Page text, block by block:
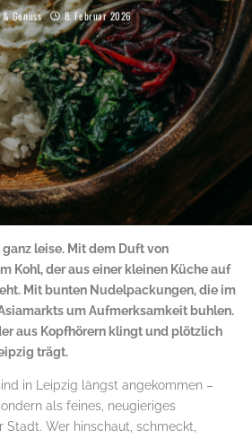
Genuss 8. Februar 2026
leise. Mit dem Duft von
Kohl, der aus einer kleinen Küche auf
Mit bunten Nudelpackungen, die im
um Aufmerksamkeit buhlen.
aus Kopfhörern klingt und plötzlich
trägt.
in Leipzig längst angekommen –
als feines, neugieriges
Wer hinschaut, schmeckt,